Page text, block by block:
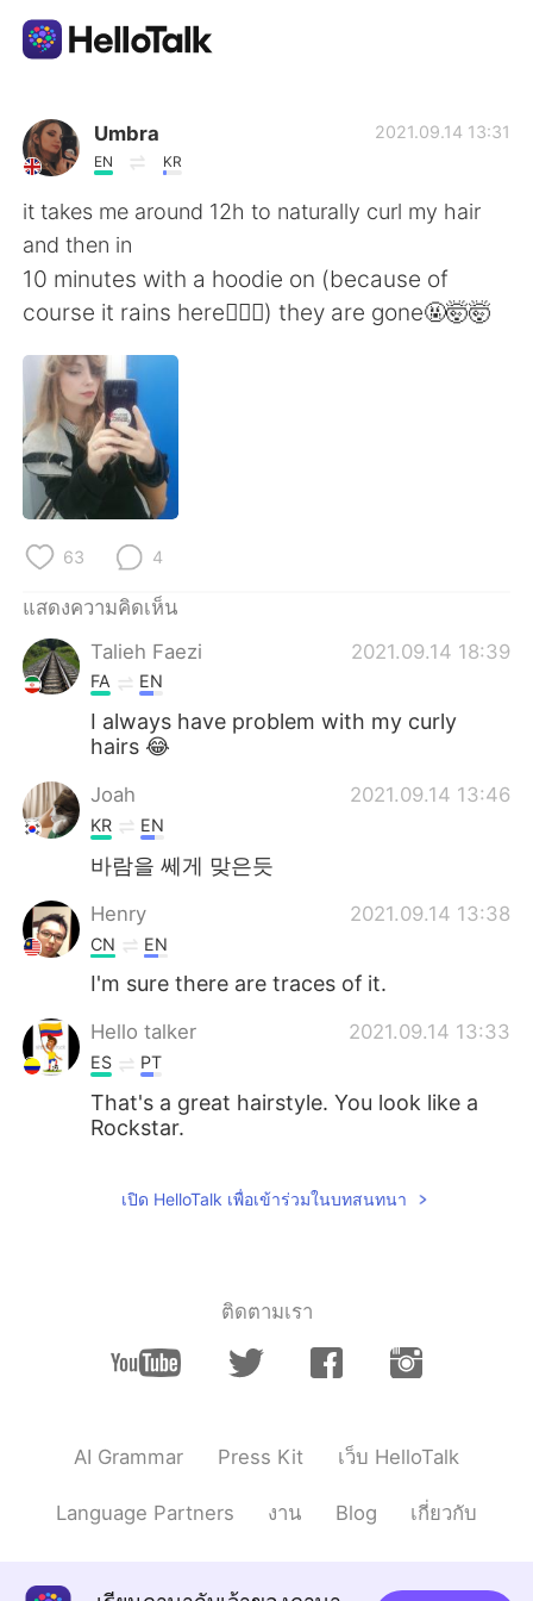
แอปแลกเปลี่ยนทางภาษา
AI Grammar Checker
ไทย
English
繁體中文
العربية
Deutsch
한국어
Indonesia
Türkçe Tiếng Việt
Português
Umbra
EN KR
2021.09.14 13:31
it takes me around 12h to naturally curl my hair
and then in
10 minutes with a hoodie on (because of
course it rains here🤦🏼‍♀️) they are gone🤬🤯🤯
63 4
แสดงความคิดเห็น
Talieh Faezi
2021.09.14 18:39
FA EN
I always have problem with my curly
hairs 😂
Joah 2021.09.14 13:46
KR EN
바람을 쎄게 맞은듯
Henry 2021.09.14 13:38
CN EN
I'm sure there are traces of it.
Hello talker 2021.09.14 13:33
ES PT
That's a great hairstyle. You look like a
Rockstar.
เปิด HelloTalk เพื่อเข้าร่วมในบทสนทนา
ติดตามเรา
AI Grammar Press Kit เว็บ HelloTalk
Language Partners งาน Blog เกี่ยวกับ